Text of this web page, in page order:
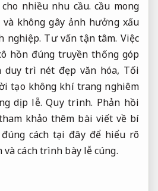
cho nhiều nhu cầu. cầu mong
không gây ảnh hưởng xấu
nghiệp. Tư vấn tận tâm. Việc
hồn đúng truyền thống góp
trì nét đẹp văn hóa, Tối
tạo không khí trang nghiêm
dịp lễ.Quy trình. Phản hồi
khảo thêm bài viết về bí
cách tại đây để hiểu rõ
cách trình bày lễ cúng.